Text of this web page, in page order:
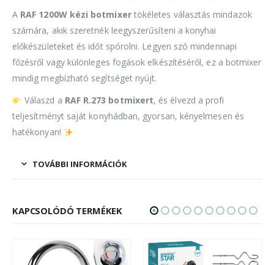
A RAF 1200W kézi botmixertökéletes választás mindazok
számára, akik szeretnék leegyszerűsíteni a konyhai
előkészületeket és időt spórolni. Legyen szó mindennapi
főzésről vagy különleges fogások elkészítéséről, ez a botmixer
mindig megbízható segítséget nyújt.
Válaszd a RAF R.273 botmixert, és élvezd a profi
teljesítményt saját konyhádban, gyorsan, kényelmesen és
hatékonyan!
TOVÁBBI INFORMÁCIÓK
KAPCSOLÓDÓ TERMÉKEK